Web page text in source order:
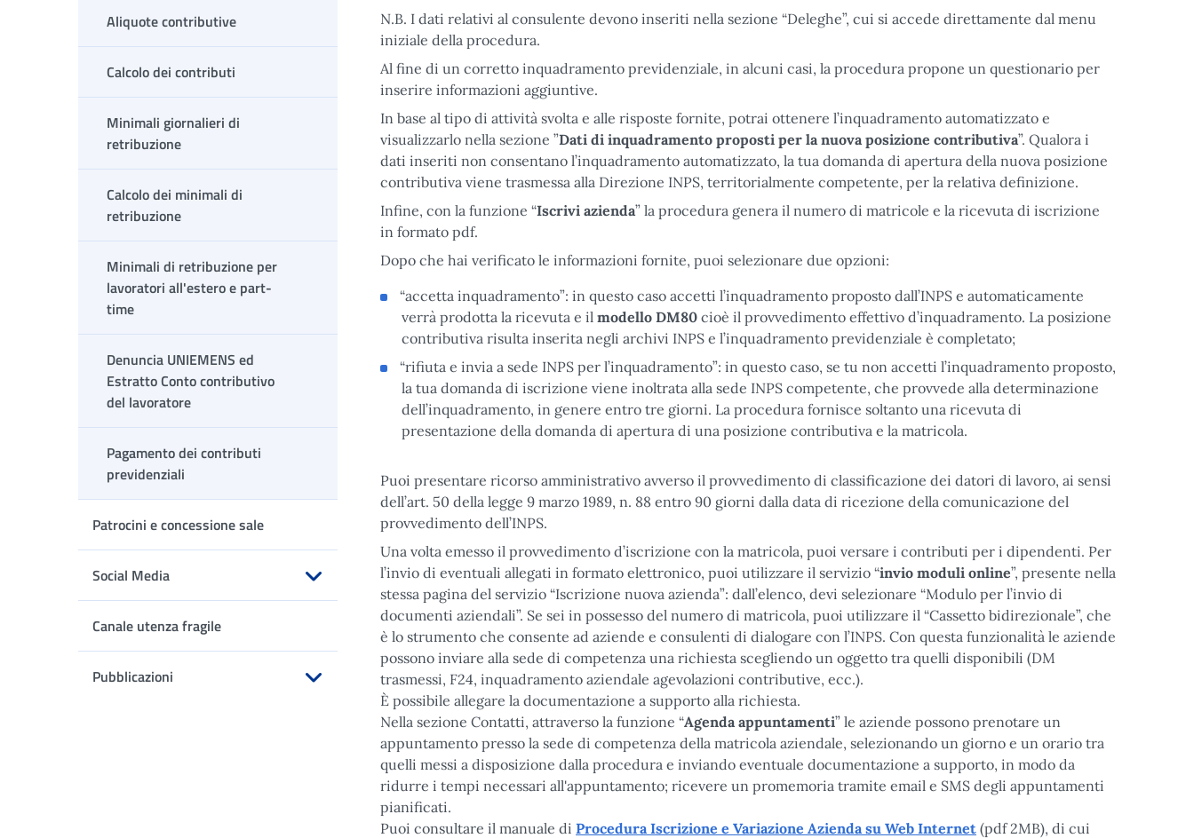
Aliquote contributive
Calcolo dei contributi
Minimali giornalieri di
retribuzione
Calcolo dei minimali di
retribuzione
Minimali di retribuzione per
lavoratori all'estero e part-
time
Denuncia UNIEMENS ed
Estratto Conto contributivo
del lavoratore
Pagamento dei contributi
previdenziali
Patrocini e concessione sale
Social Media
Apri sottomenu
Canale utenza fragile
Pubblicazioni
N.B. I dati relativi al consulente devono inseriti nella sezione “Deleghe”, cui si accede direttamente dal menu
iniziale della procedura.
Al fine di un corretto inquadramento previdenziale, in alcuni casi, la procedura propone un questionario per
inserire informazioni aggiuntive.
In base al tipo di attività svolta e alle risposte fornite, potrai ottenere l’inquadramento automatizzato e
visualizzarlo nella sezione ”Dati di inquadramento proposti per la nuova posizione contributiva”. Qualora i
dati inseriti non consentano l’inquadramento automatizzato, la tua domanda di apertura della nuova posizione
contributiva viene trasmessa alla Direzione INPS, territorialmente competente, per la relativa definizione.
Infine, con la funzione “Iscrivi azienda” la procedura genera il numero di matricole e la ricevuta di iscrizione
in formato pdf.
Dopo che hai verificato le informazioni fornite, puoi selezionare due opzioni:
“accetta inquadramento”: in questo caso accetti l’inquadramento proposto dall’INPS e automaticamente
verrà prodotta la ricevuta e il modello DM80 cioè il provvedimento effettivo d’inquadramento. La posizione
contributiva risulta inserita negli archivi INPS e l’inquadramento previdenziale è completato;
“rifiuta e invia a sede INPS per l’inquadramento”: in questo caso, se tu non accetti l’inquadramento proposto,
la tua domanda di iscrizione viene inoltrata alla sede INPS competente, che provvede alla determinazione
dell’inquadramento, in genere entro tre giorni. La procedura fornisce soltanto una ricevuta di
presentazione della domanda di apertura di una posizione contributiva e la matricola.
Puoi presentare ricorso amministrativo avverso il provvedimento di classificazione dei datori di lavoro, ai sensi
dell’art. 50 della legge 9 marzo 1989, n. 88 entro 90 giorni dalla data di ricezione della comunicazione del
provvedimento dell’INPS.
Una volta emesso il provvedimento d’iscrizione con la matricola, puoi versare i contributi per i dipendenti. Per
l’invio di eventuali allegati in formato elettronico, puoi utilizzare il servizio “invio moduli online”, presente nella
stessa pagina del servizio “Iscrizione nuova azienda”: dall’elenco, devi selezionare “Modulo per l’invio di
documenti aziendali”. Se sei in possesso del numero di matricola, puoi utilizzare il “Cassetto bidirezionale”, che
è lo strumento che consente ad aziende e consulenti di dialogare con l’INPS. Con questa funzionalità le aziende
possono inviare alla sede di competenza una richiesta scegliendo un oggetto tra quelli disponibili (DM
trasmessi, F24, inquadramento aziendale agevolazioni contributive, ecc.).
È possibile allegare la documentazione a supporto alla richiesta.
Nella sezione Contatti, attraverso la funzione “Agenda appuntamenti” le aziende possono prenotare un
appuntamento presso la sede di competenza della matricola aziendale, selezionando un giorno e un orario tra
quelli messi a disposizione dalla procedura e inviando eventuale documentazione a supporto, in modo da
ridurre i tempi necessari all'appuntamento; ricevere un promemoria tramite email e SMS degli appuntamenti
pianificati.
Puoi consultare il manuale di Procedura Iscrizione e Variazione Azienda su Web Internet (pdf 2MB), di cui